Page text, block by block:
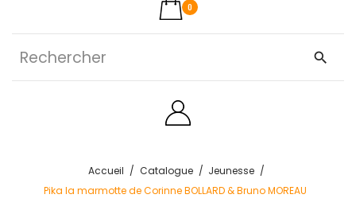
0
search
Accueil Catalogue
Jeunesse
Pika la marmotte de Corinne BOLLARD & Bruno MOREAU